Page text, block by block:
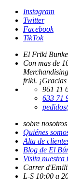
Instagram
Twitter
Facebook
TikTok
El Friki
Con mas de
friki. ¡Gracias
961 11
633 71
sobre nosotros
Quiénes
Alta de
Blog de El
Visita nuestra
Carrer
L-S 10:00 a